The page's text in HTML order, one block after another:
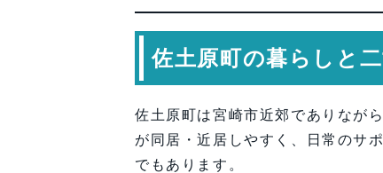
佐土原町の暮らしと
佐土原町は宮崎市近郊でありなが
が同居・近居しやすく、日常のサ
でもあります。